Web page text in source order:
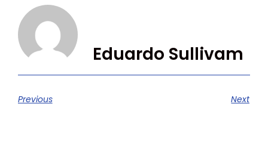
Eduardo Sullivam
Previous Next